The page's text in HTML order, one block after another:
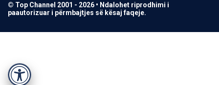
© Top Channel 2001 - 2026 • Ndalohet riprodhimi i
paautorizuar i përmbajtjes së kësaj faqeje.